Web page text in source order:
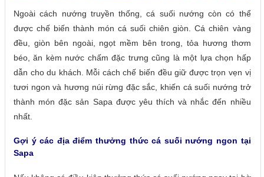
Ngoài cách nướng truyền thống, cá suối nướng còn có thể
được chế biến thành món cá suối chiên giòn. Cá chiên vàng
đều, giòn bên ngoài, ngọt mềm bên trong, tỏa hương thơm
béo, ăn kèm nước chấm đặc trưng cũng là một lựa chọn hấp
dẫn cho du khách. Mỗi cách chế biến đều giữ được trọn vẹn vị
tươi ngon và hương núi rừng đặc sắc, khiến cá suối nướng trở
thành món đặc sản Sapa được yêu thích và nhắc đến nhiều
nhất.
Gợi ý các địa điểm thưởng thức cá suối nướng ngon tại
Sapa